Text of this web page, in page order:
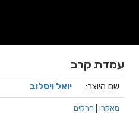
עמדת קרב
שם היוצר: יואל ויסלוב
מאקרו חרקים